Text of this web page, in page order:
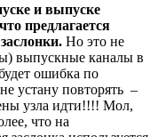
и выпуске
предлагается
Но это не
выпускные каналы в
ошибка по
устану повторять –
узла идти!!!! Мол,
что на